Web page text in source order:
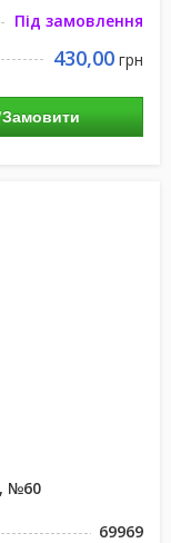
Під замовлення
430,00 грн
Замовити
№60
69969